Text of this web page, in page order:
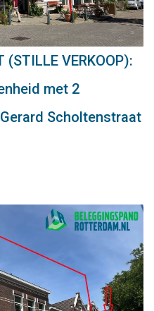
(STILLE VERKOOP):
met 2
Scholtenstraat